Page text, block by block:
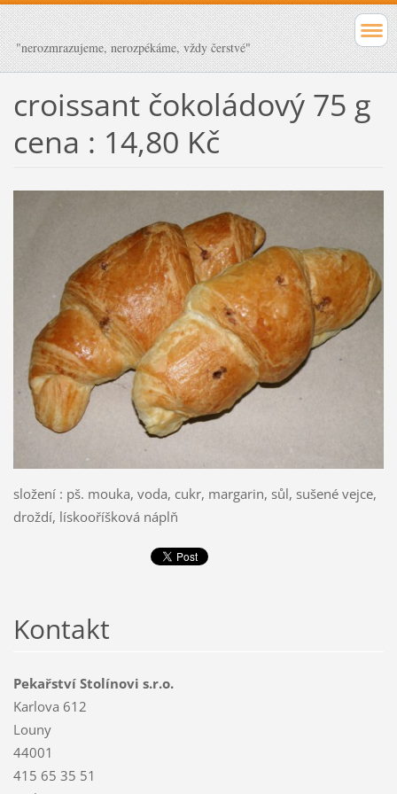
"nerozmrazujeme, nerozpékáme, vždy čerstvé"
croissant čokoládový 75 g
cena : 14,80 Kč
složení : pš. mouka, voda, cukr, margarin, sůl, sušené vejce,
droždí, lískooříšková náplň
Kontakt
Pekařství Stolínovi s.r.o.
Karlova 612
Louny
44001
415 65 35 51